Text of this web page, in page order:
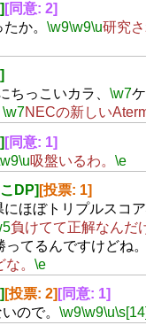
[同意: 2]
か。 \w9\w9\u研究
ちっこいカラ、 \w7
\w7NECの新しい
[同意: 1]
\u吸盤いるわ。 \e
DP] [投票: 1]
にほぼトリプルスコ
負けてて正解なんだ
てるんですけどね。
。 \e
[投票: 2] [同意: 1]
ので。 \w9\w9\u\s[14]